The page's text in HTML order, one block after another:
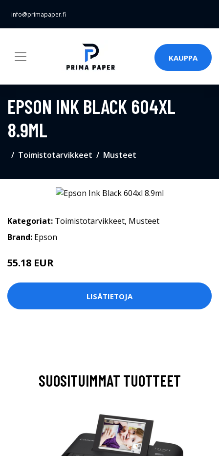
info@primapaper.fi
KAUPPA
EPSON INK BLACK 604XL
8.9ML
Toimistotarvikkeet Musteet
Kategoriat: Toimistotarvikkeet, Musteet
Brand: Epson
55.18 EUR
LISÄTIETOJA
SUOSITUIMMAT TUOTTEET